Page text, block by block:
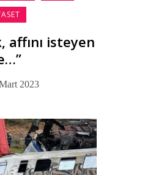
affını isteyen
2023